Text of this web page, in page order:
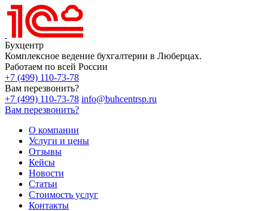
Бухцентр
Комплексное ведение бухгалтерии в Люберцах.
Работаем по всей России
+7 (499) 110-73-78
Вам перезвонить?
+7 (499) 110-73-78 info@buhcentrsp.ru
Вам перезвонить?
О компании
Услуги и цены
Отзывы
Кейсы
Новости
Статьи
Стоимость услуг
Контакты